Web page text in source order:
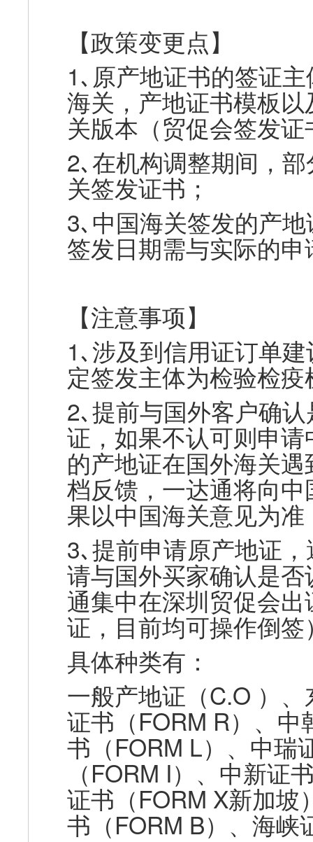
【政策变更点】
1､原产地证书的签证
海关，产地证书模板
关版本（贸促会签发
2､在机构调整期间，
关签发证书；
3､中国海关签发的产
签发日期需与实际的
【注意事项】
1､涉及到信用证订单
定签发主体为检验检
2､提前与国外客户确
证，如果不认可则申
的产地证在国外海关
档反馈，一达通将向
果以中国海关意见为准
3､提前申请原产地证
请与国外买家确认是
通集中在深圳贸促会
证，目前均可操作倒签
具体种类有 ：
一般产地证（C.O ）
证书（FORM R）、中
书（FORM L）、中瑞
（FORM I）、中新证
证书（FORM X新加坡
书（FORM B）、海峡